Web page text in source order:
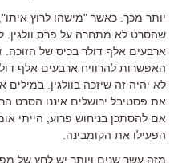
יותר מכך. כאשר "מישהו לרוץ
שהסרט לא מתחרה על פרס וולגין.
ארבעים אלף דולר בכיס של
האפשרות להרוויח ארבעים אלף
לא יהיה זה שיזכה בוולגין.
את פסטיבל ירושלים איננו הסרט
אם להסתכן בניחוש פרוע, הייתי
הפעילו את הקומבינה.
מזה עשר שנים ויותר יש לחץ של